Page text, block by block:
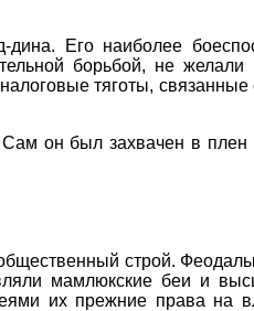
Его наиболее
борьбой, не желали
тяготы,
Сам он был захвачен в плен
строй.
мамлюкские беи и
их прежние права на